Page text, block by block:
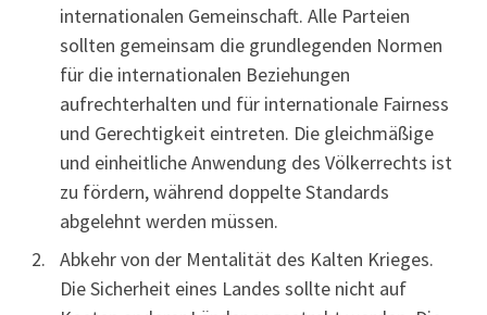
internationalen Gemeinschaft. Alle Parteien
sollten gemeinsam die grundlegenden Normen
für die internationalen Beziehungen
aufrechterhalten und für internationale Fairness
und Gerechtigkeit eintreten. Die gleichmäßige
und einheitliche Anwendung des Völkerrechts ist
zu fördern, während doppelte Standards
abgelehnt werden müssen.
Abkehr von der Mentalität des Kalten Krieges.
Die Sicherheit eines Landes sollte nicht auf